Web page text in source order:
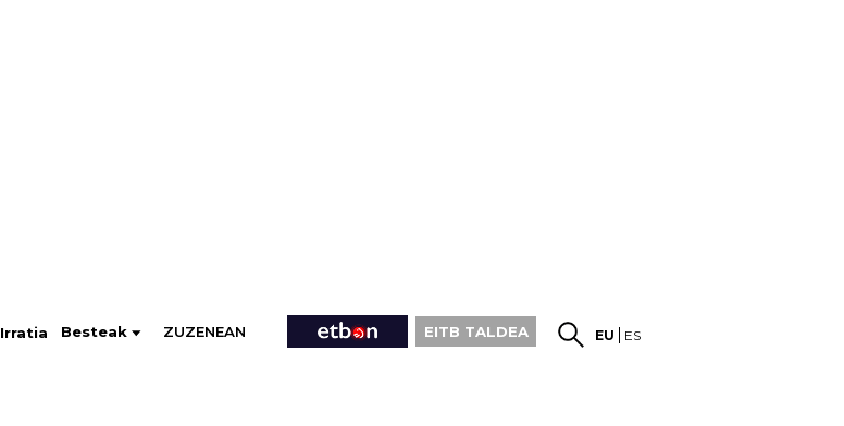
Irratia Besteak ZUZENEAN EITB TALDEA EU ES